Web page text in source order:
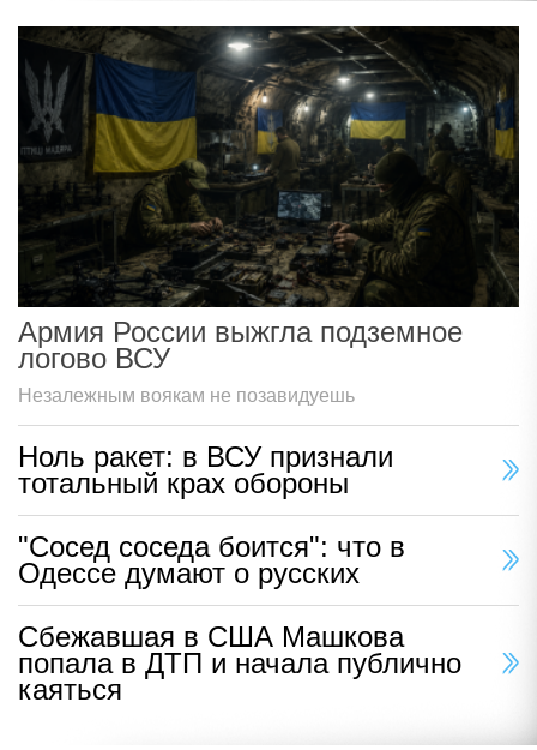
Армия России выжгла подземное
логово ВСУ
Незалежным воякам не позавидуешь
Ноль ракет: в ВСУ признали
тотальный крах обороны
"Сосед соседа боится": что в
Одессе думают о русских
Сбежавшая в США Машкова
попала в ДТП и начала публично
каяться